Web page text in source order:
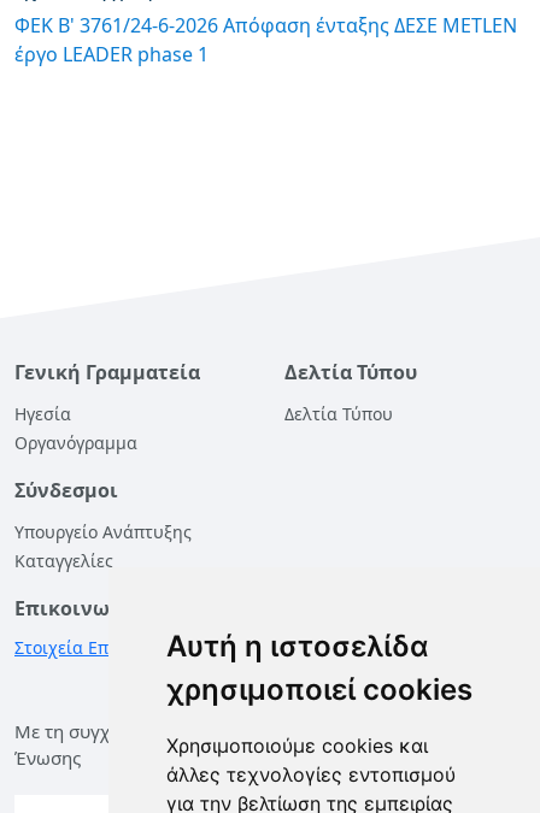
Αυτή η ιστοσελίδα
χρησιμοποιεί cookies
Χρησιμοποιούμε cookies και
άλλες τεχνολογίες εντοπισμού
για την βελτίωση της εμπειρίας
ΦΕΚ Β' 3761/24-6-2026 Απόφαση ένταξης ΔΕΣΕ METLEN
έργο LEADER phase 1
Γενική Γραμματεία
Ηγεσία
Οργανόγραμμα
Δελτία Τύπου
Δελτία Τύπου
Σύνδεσμοι
Υπουργείο Ανάπτυξης
Καταγγελίες
Επικοινωνία
Στοιχεία Επικοινωνίας
Με τη συγχρηματοδότηση της Ελλάδας και της Ευρωπαϊκής
Ένωσης